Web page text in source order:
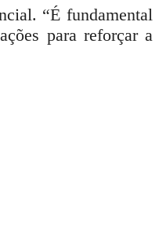
“É fundamental
para reforçar a